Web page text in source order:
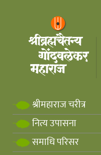
श्रीमहाराज चरीत्र
नित्य उपासना
समाधि परिसर